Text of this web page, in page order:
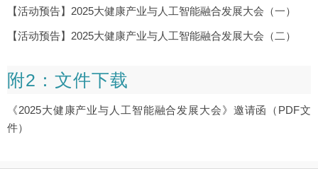
【活动预告】2025大健康产业与人工智能融合发展大会（一）
【活动预告】2025大健康产业与人工智能融合发展大会（二）
附2：文件下载
《2025大健康产业与人工智能融合发展大会》邀请函（PDF文
件）